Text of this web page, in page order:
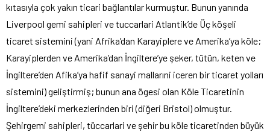
kıtasıyla çok yakın ticari bağlantılar kurmuştur. Bunun yanında
Liverpool gemi sahipleri ve tuccarlari Atlantik’de Üç köşeli
ticaret sistemini (yani Afrika’dan Karayiplere ve Amerika’ya köle;
Karayiplerden ve Amerika’dan İngiltere’ye şeker, tütün, keten ve
İngiltere’den Afika’ya hafif sanayi mallarıni iceren bir ticaret yolları
sistemini) geliştirmiş; bunun ana ögesi olan Köle Ticaretinin
İngiltere’deki merkezlerinden biri (diğeri Bristol) olmuştur.
Şehirgemi sahipleri, tüccarlari ve şehir bu köle ticaretinden büyük